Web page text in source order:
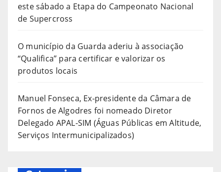
este sábado a Etapa do Campeonato Nacional
de Supercross
O município da Guarda aderiu à associação
“Qualifica” para certificar e valorizar os
produtos locais
Manuel Fonseca, Ex-presidente da Câmara de
Fornos de Algodres foi nomeado Diretor
Delegado APAL-SIM (Águas Públicas em Altitude,
Serviços Intermunicipalizados)